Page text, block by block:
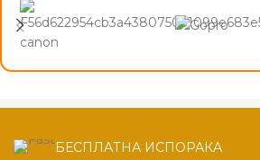
БЕСПЛАТНА ИСПОРАКА